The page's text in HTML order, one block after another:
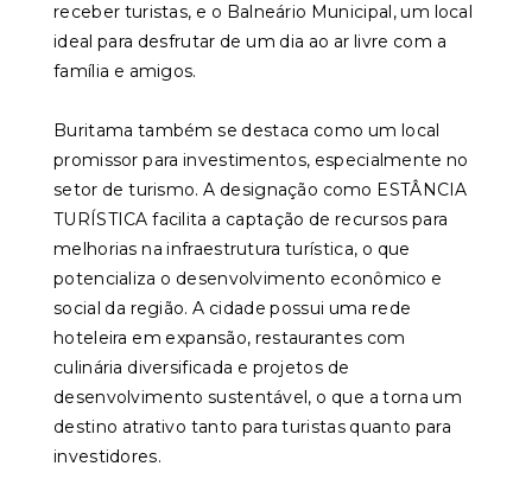
receber turistas, e o Balneário Municipal, um local
ideal para desfrutar de um dia ao ar livre com a
família e amigos.
Buritama também se destaca como um local
promissor para investimentos, especialmente no
setor de turismo. A designação como ESTÂNCIA
TURÍSTICA facilita a captação de recursos para
melhorias na infraestrutura turística, o que
potencializa o desenvolvimento econômico e
social da região. A cidade possui uma rede
hoteleira em expansão, restaurantes com
culinária diversificada e projetos de
desenvolvimento sustentável, o que a torna um
destino atrativo tanto para turistas quanto para
investidores.